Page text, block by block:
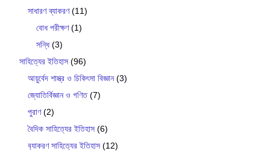
সাধারণ ব্যাকরণ(11)
বোধ পরীক্ষণ(1)
সন্ধি(3)
সাহিত্যের ইতিহাস (96)
আয়ুর্বেদ শাস্ত্র ও চিকিৎসা বিজ্ঞান(3)
জ্যোতির্বিজ্ঞান ও গণিত(7)
পুরাণ(2)
বৈদিক সাহিত্যের ইতিহাস (6)
ব‍্যাকরণ সাহিত‍্যের ইতিহাস (12)